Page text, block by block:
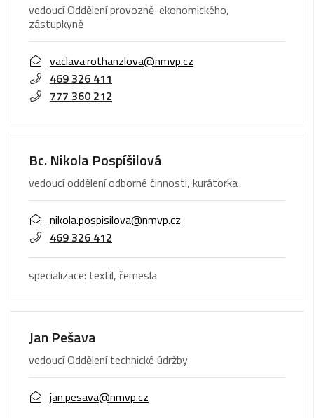
vedoucí Oddělení provozně-ekonomického,
zástupkyně
vaclava.rothanzlova@nmvp.cz
469 326 411
777 360 212
Bc. Nikola Pospíšilová
vedoucí oddělení odborné činnosti, kurátorka
nikola.pospisilova@nmvp.cz
469 326 412
specializace: textil, řemesla
Jan Pešava
vedoucí Oddělení technické údržby
jan.pesava@nmvp.cz